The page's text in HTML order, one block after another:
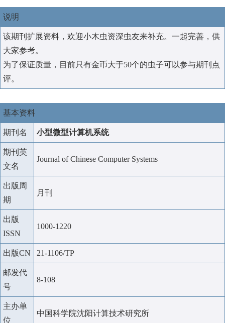
说明
该期刊扩展资料，欢迎小木虫资深虫友来补充。一起完善，供
大家参考。
为了保证质量，目前只有金币大于50个的虫子可以参与期刊点
评。
基本资料
期刊名 小型微型计算机系统
期刊英
文名
Journal of Chinese Computer Systems
出版周
期
月刊
出版
ISSN
1000-1220
出版CN 21-1106/TP
邮发代
号
8-108
主办单
位
中国科学院沈阳计算技术研究所